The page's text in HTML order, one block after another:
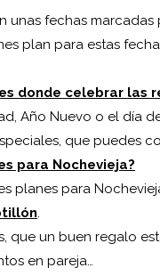
unas fechas
plan para estas
donde celebrar las
Año Nuevo o el día
que puedes
para Nochevieja?
planes para
.
que un buen regalo
en pareja…